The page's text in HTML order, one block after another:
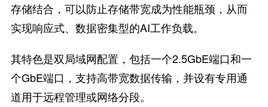
存储结合，可以防止存储带宽成为性能瓶颈，从而
实现响应式、数据密集型的AI工作负载。
其特色是双局域网配置，包括一个2.5GbE端口和一
个GbE端口，支持高带宽数据传输，并设有专用通
道用于远程管理或网络分段。